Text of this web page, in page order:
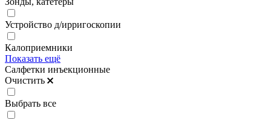
Устройство д/ирригоскопии
Калоприемники
Показать ещё
Салфетки инъекционные
Очистить
Выбрать все